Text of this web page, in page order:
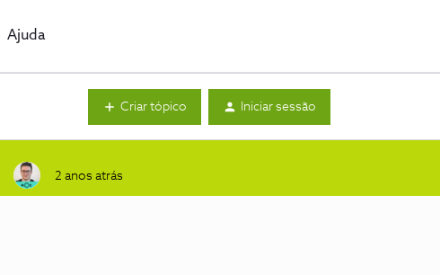
Ajuda
Criar tópico Iniciar sessão
2 anos atrás